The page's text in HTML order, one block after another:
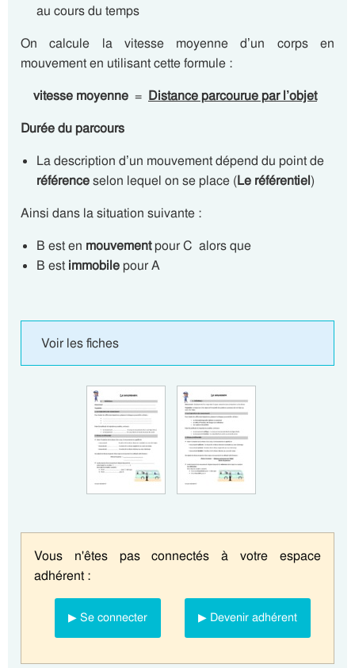
au cours du temps
On calcule la vitesse moyenne d’un corps en
mouvement en utilisant cette formule :
vitesse moyenne = Distance parcourue par l’objet
Durée du parcours
La description d’un mouvement dépend du point de
référenceselon lequel on se place (Le référentiel)
Ainsi dans la situation suivante :
B est en mouvementpour C alors que
B est immobilepour A
Voir les fiches
Vous n'êtes pas connectés à votre espace
adhérent :
▶ Se connecter ▶ Devenir adhérent